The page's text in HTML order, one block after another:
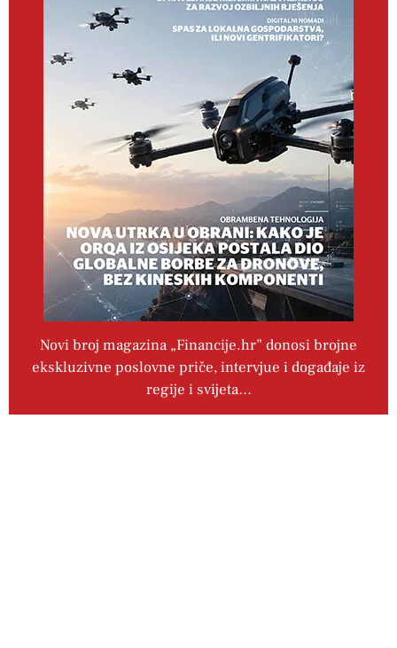
Novi broj magazina „Financije.hr” donosi brojne
ekskluzivne poslovne priče, intervjue i događaje iz
regije i svijeta…